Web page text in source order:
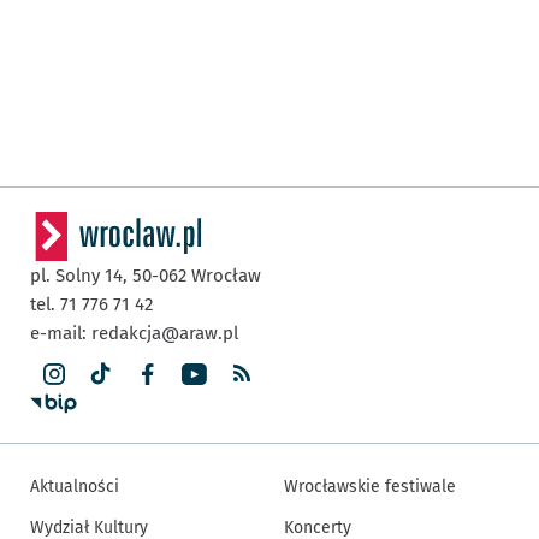
pl. Solny 14, 50-062 Wrocław
tel. 71 776 71 42
e-mail: redakcja@araw.pl
Aktualności
Wydział Kultury
Wrocławskie festiwale
Koncerty